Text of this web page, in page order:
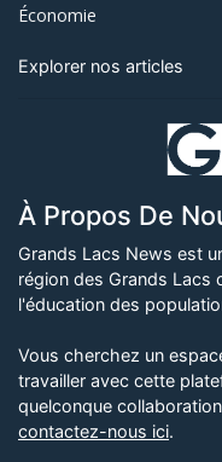
Économie
Explorer nos articles
À Propos De
Grands Lacs News est
région des Grands Lacs
l'éducation des
Vous cherchez un
travailler avec cette
quelconque
contactez-nous ici.